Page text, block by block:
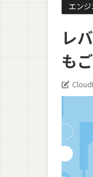
エン
レ
も